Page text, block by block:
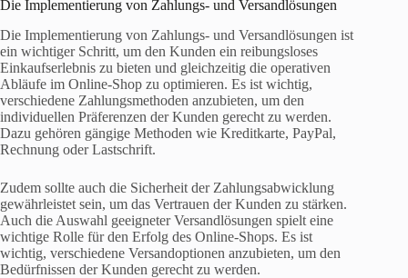
Die Implementierung von Zahlungs- und Versandlösungen
Die Implementierung von Zahlungs- und Versandlösungen ist
ein wichtiger Schritt, um den Kunden ein reibungsloses
Einkaufserlebnis zu bieten und gleichzeitig die operativen
Abläufe im Online-Shop zu optimieren. Es ist wichtig,
verschiedene Zahlungsmethoden anzubieten, um den
individuellen Präferenzen der Kunden gerecht zu werden.
Dazu gehören gängige Methoden wie Kreditkarte, PayPal,
Rechnung oder Lastschrift.
Zudem sollte auch die Sicherheit der Zahlungsabwicklung
gewährleistet sein, um das Vertrauen der Kunden zu stärken.
Auch die Auswahl geeigneter Versandlösungen spielt eine
wichtige Rolle für den Erfolg des Online-Shops. Es ist
wichtig, verschiedene Versandoptionen anzubieten, um den
Bedürfnissen der Kunden gerecht zu werden.